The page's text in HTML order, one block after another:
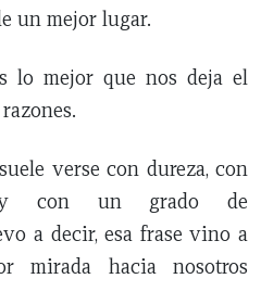
un mejor lugar.
lo mejor que nos deja el
verse con dureza, con
y con un grado de
a decir, esa frase vino a
mirada hacia nosotros